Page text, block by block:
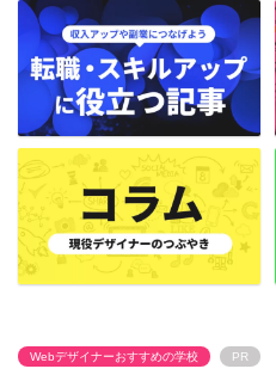
Webデザイナーおすすめの学校 PR